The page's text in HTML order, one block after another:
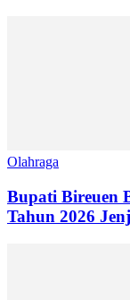
Olahraga
Bupati Bireuen
Tahun 2026